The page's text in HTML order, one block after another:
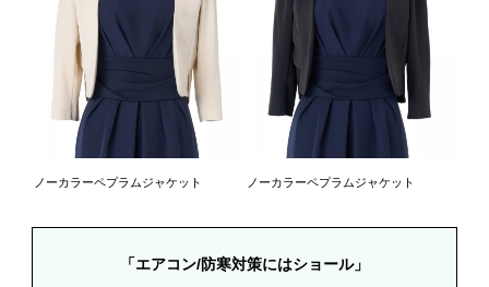
ノーカラーペプラムジャケット ノーカラーペプラムジャケット
「エアコン/防寒対策にはショール」